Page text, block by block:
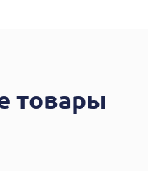
товары